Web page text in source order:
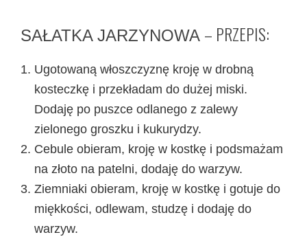
SAŁATKA JARZYNOWA – PRZEPIS:
Ugotowaną włoszczyznę kroję w drobną
kosteczkę i przekładam do dużej miski.
Dodaję po puszce odlanego z zalewy
zielonego groszku i kukurydzy.
Cebule obieram, kroję w kostkę i podsmażam
na złoto na patelni, dodaję do warzyw.
Ziemniaki obieram, kroję w kostkę i gotuje do
miękkości, odlewam, studzę i dodaję do
warzyw.